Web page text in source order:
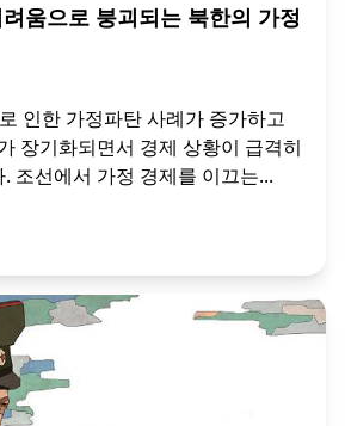
움으로 붕괴되는 북한의 가정
인한 가정파탄 사례가 증가하고
장기화되면서 경제 상황이 급격히
조선에서 가정 경제를 이끄는...